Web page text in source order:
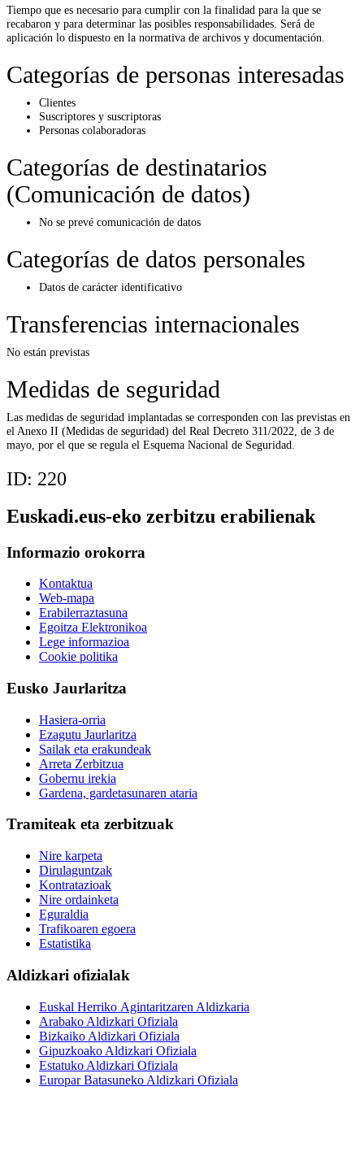
Tiempo que es necesario para cumplir con la finalidad para la que se
recabaron y para determinar las posibles responsabilidades. Será de
aplicación lo dispuesto en la normativa de archivos y documentación.
Categorías de personas interesadas
Clientes
Suscriptores y suscriptoras
Personas colaboradoras
Categorías de destinatarios
(Comunicación de datos)
No se prevé comunicación de datos
Categorías de datos personales
Datos de carácter identificativo
Transferencias internacionales
No están previstas
Medidas de seguridad
Las medidas de seguridad implantadas se corresponden con las previstas en
el Anexo II (Medidas de seguridad) del Real Decreto 311/2022, de 3 de
mayo, por el que se regula el Esquema Nacional de Seguridad.
ID: 220
Euskadi.eus-eko zerbitzu erabilienak
Informazio orokorra
Kontaktua
Web-mapa
Erabilerraztasuna
Egoitza Elektronikoa
Lege informazioa
Cookie politika
Eusko Jaurlaritza
Hasiera-orria
Ezagutu Jaurlaritza
Sailak eta erakundeak
Arreta Zerbitzua
Gobernu irekia
Gardena, gardetasunaren ataria
Tramiteak eta zerbitzuak
Nire karpeta
Dirulaguntzak
Kontratazioak
Nire ordainketa
Eguraldia
Trafikoaren egoera
Estatistika
Aldizkari ofizialak
Euskal Herriko Agintaritzaren Aldizkaria
Arabako Aldizkari Ofiziala
Bizkaiko Aldizkari Ofiziala
Gipuzkoako Aldizkari Ofiziala
Estatuko Aldizkari Ofiziala
Europar Batasuneko Aldizkari Ofiziala